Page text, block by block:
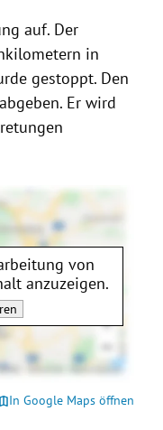
auf. Der
in
gestoppt. Den
Er wird
In Google Maps öffnen
von
anzuzeigen.